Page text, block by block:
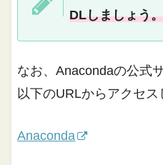
DLしましょう。
なお、Anacondaの公式
以下のURLからアクセス
Anaconda